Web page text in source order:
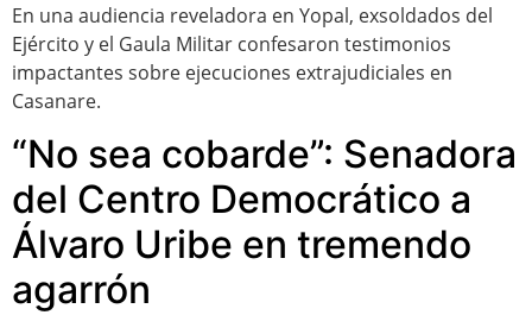
En una audiencia reveladora en Yopal, exsoldados del
Ejército y el Gaula Militar confesaron testimonios
impactantes sobre ejecuciones extrajudiciales en
Casanare.
“No sea cobarde”: Senadora
del Centro Democrático a
Álvaro Uribe en tremendo
agarrón